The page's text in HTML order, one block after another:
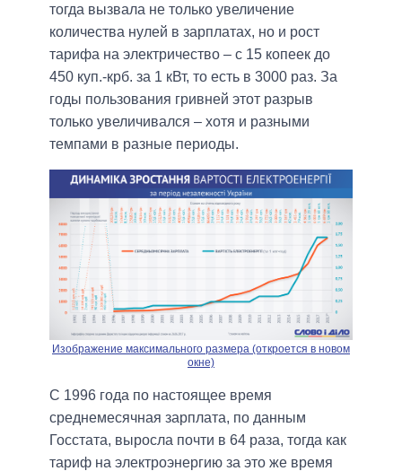
тогда вызвала не только увеличение
количества нулей в зарплатах, но и рост
тарифа на электричество – с 15 копеек до
450 куп.-крб. за 1 кВт, то есть в 3000 раз. За
годы пользования гривней этот разрыв
только увеличивался – хотя и разными
темпами в разные периоды.
Изображение максимального размера (откроется в новом
окне)
С 1996 года по настоящее время
среднемесячная зарплата, по данным
Госстата, выросла почти в 64 раза, тогда как
тариф на электроэнергию за это же время